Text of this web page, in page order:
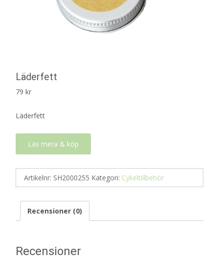
Läderfett
79 kr
Läderfett
Läs mera & köp
Artikelnr: SH2000255 Kategori: Cykeltillbehör
Recensioner (0)
Recensioner